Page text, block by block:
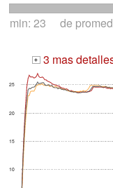
min: 23 de
+ 3 mas
10
15
20
25